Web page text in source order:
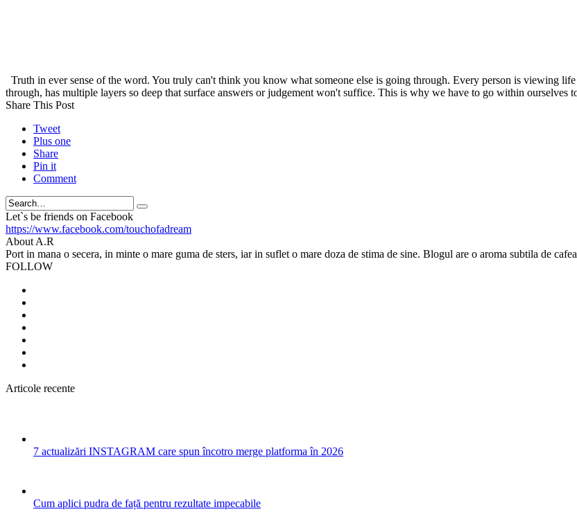
Truth in ever sense of the word. You truly can't think you know what someone else is going through. Every person is viewing
through, has multiple layers so deep that surface answers or judgement won't suffice. This is why we have to go within ourselves
Share This Post
Tweet
Plus one
Share
Pin it
Comment
Search
Let`s be friends on Facebook
https://www.facebook.com/touchofadream
About A.R
Port in mana o secera, in minte o mare guma de sters, iar in suflet o mare doza de stima de sine. Blogul are o aroma subtila de
FOLLOW
Articole recente
7 actualizări INSTAGRAM care spun încotro merge platforma în 2026
Cum aplici pudra de față pentru rezultate impecabile